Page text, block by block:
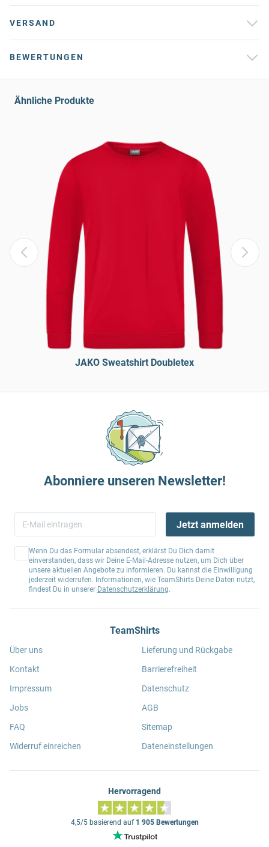
VERSAND
BEWERTUNGEN
Ähnliche Produkte
JAKO Sweatshirt Doubletex
Abonniere unseren Newsletter!
Jetzt anmelden
Wenn Du das Formular absendest, erklärst Du Dich damit
einverstanden, dass wir Deine E-Mail-Adresse nutzen, um Dich über
unsere aktuellen Angebote zu informieren. Du kannst die Einwilligung
jederzeit widerrufen. Informationen, wie TeamShirts Deine Daten nutzt,
findest Du in unserer Datenschutzerklärung.
TeamShirts
Über uns
Kontakt
Impressum
Jobs
FAQ
Widerruf einreichen
Lieferung und Rückgabe
Barrierefreiheit
Datenschutz
AGB
Sitemap
Dateneinstellungen
Hervorragend
4,5/5 basierend auf 1 905 Bewertungen